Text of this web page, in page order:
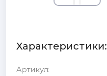
Характеристики:
Артикул: